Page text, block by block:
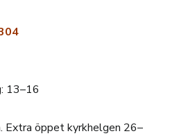
13–16
Extra öppet kyrkhelgen 26–